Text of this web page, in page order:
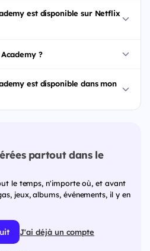
est disponible sur Netflix
?
est disponible dans mon
partout dans le
le temps, n'importe où, et avant
jeux, albums, événements, il y en
J'ai déjà un compte